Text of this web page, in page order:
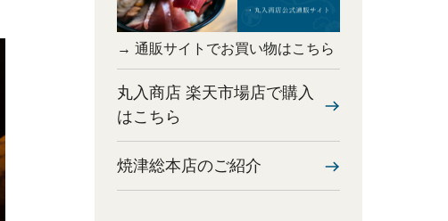
→ 通販サイトでお買い物はこちら
丸入商店 楽天市場店で購入
はこちら
焼津総本店のご紹介